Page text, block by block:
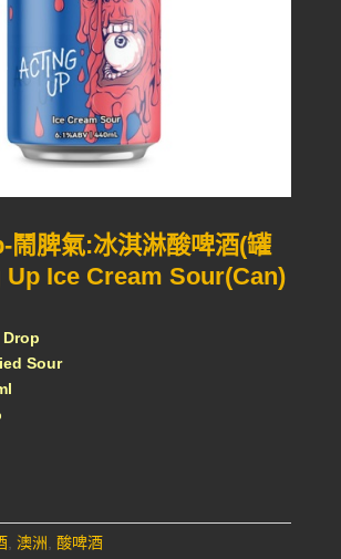
鬧脾氣:冰淇淋酸啤酒(罐
Ice Cream Sour(Can)
Sour
, 澳洲, 酸啤酒